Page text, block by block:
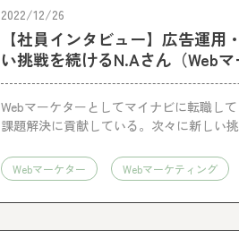
2022/12/26
【社員インタビュー】広告運
い挑戦を続けるN.Aさん（Webマ
Webマーケターとしてマイナビに転職し
課題解決に貢献している。次々に新しい
Webマーケター Webマーケティング